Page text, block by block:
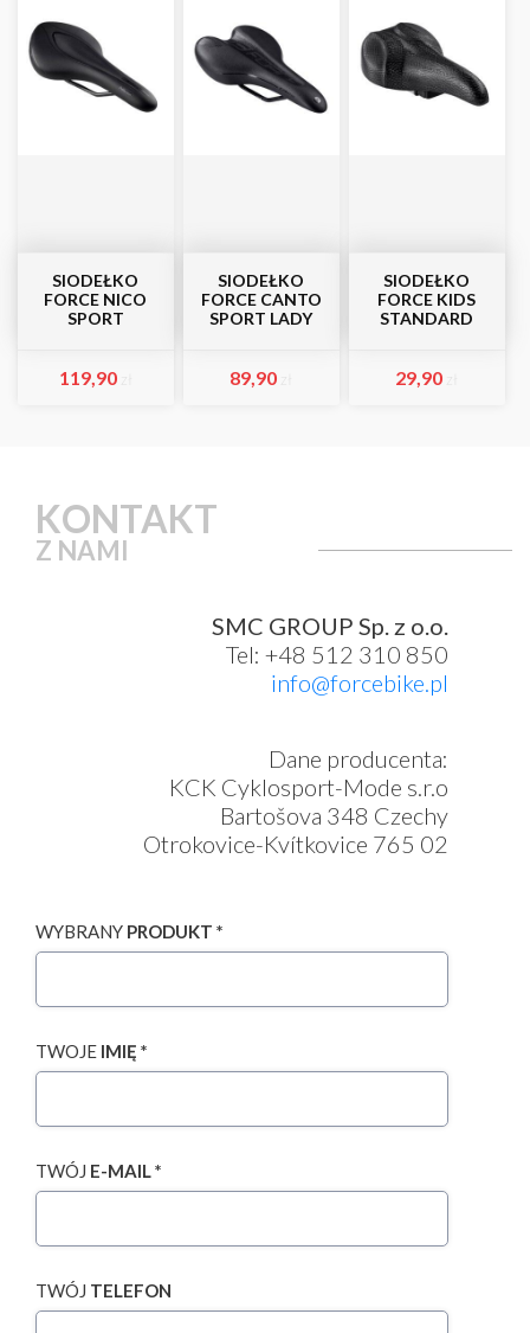
SIODEŁKO
FORCE NICO
SPORT
119,90
SIODEŁKO
FORCE CANTO
SPORT LADY
89,90
SIODEŁKO
FORCE KIDS
STANDARD
29,90
KONTAKT
Z NAMI
SMC GROUP Sp. z o.o.
Tel: +48 512 310 850
info@forcebike.pl
Dane producenta:
KCK Cyklosport-Mode s.r.o
Bartošova 348 Czechy
Otrokovice-Kvítkovice 765 02
WYBRANY PRODUKT *
TWOJE IMIĘ *
TWÓJ E-MAIL *
TWÓJ TELEFON